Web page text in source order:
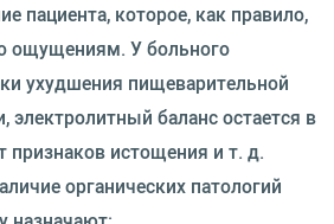
пациента, которое, как правило,
ощущениям. У больного
ухудшения пищеварительной
электролитный баланс остается в
признаков истощения и т. д.
органических патологий